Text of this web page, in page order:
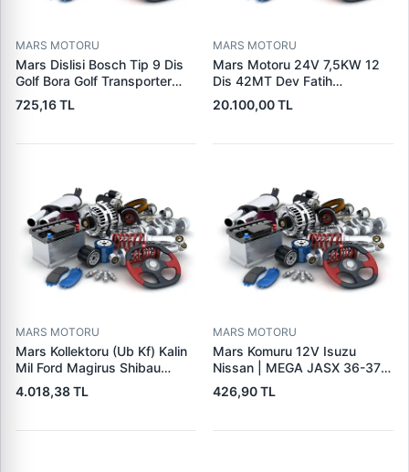
MARS MOTORU
Mars Dislisi Bosch Tip 9 Dis
Golf Bora Golf Transporter
Seat Skoda (15713) | ZEN
1108 | OEM 1072156
725,16 TL
MARS MOTORU
Mars Motoru 24V 7,5KW 12
Dis 42MT Dev Fatih
Cat,140H, 963B Cummins
L10,Qsc John Deere
LES0313 | OEM 0R2186
20.100,00 TL
MARS MOTORU
Mars Kollektoru (Ub Kf) Kalin
Mil Ford Magirus Shibau
TM30 Steyr | MAKO
72313641 | OEM 72313641
4.018,38 TL
MARS MOTORU
Mars Komuru 12V Isuzu
Nissan | MEGA JASX 36-37 |
OEM JASX36-37
426,90 TL